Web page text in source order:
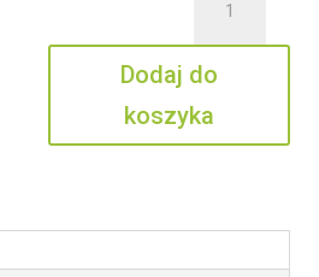
24
CP32
Dodaj do
koszyka